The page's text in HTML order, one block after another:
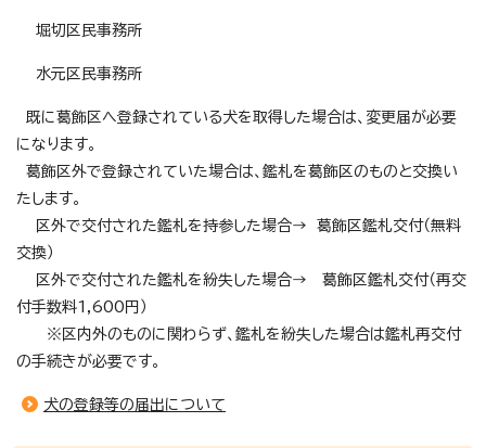
堀切区民事務所
水元区民事務所
既に葛飾区へ登録されている犬を取得した場合は、変更届が必要
になります。
葛飾区外で登録されていた場合は、鑑札を葛飾区のものと交換い
たします。
区外で交付された鑑札を持参した場合→ 葛飾区鑑札交付（無料
交換）
区外で交付された鑑札を紛失した場合→ 葛飾区鑑札交付（再交
付手数料1,600円）
※区内外のものに関わらず、鑑札を紛失した場合は鑑札再交付
の手続きが必要です。
犬の登録等の届出について